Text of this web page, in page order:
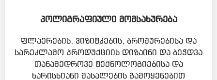
ᲞᲝᲚᲘᲒᲠᲐᲤᲘᲣᲚᲘ ᲛᲝᲛᲡᲐᲮᲣᲠᲔᲑᲐ
ფლაერების, ვიზიტკების, ბროშურებისა და
სარეკლამო პროდუქციის დიზაინი და ბეჭდვა
თანამედროვე ტექნოლოგიებისა და
ხარისხიანი მასალების გამოყენებით